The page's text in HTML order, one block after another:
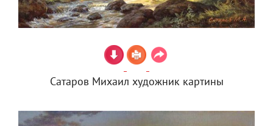
Сатаров Михаил художник картины